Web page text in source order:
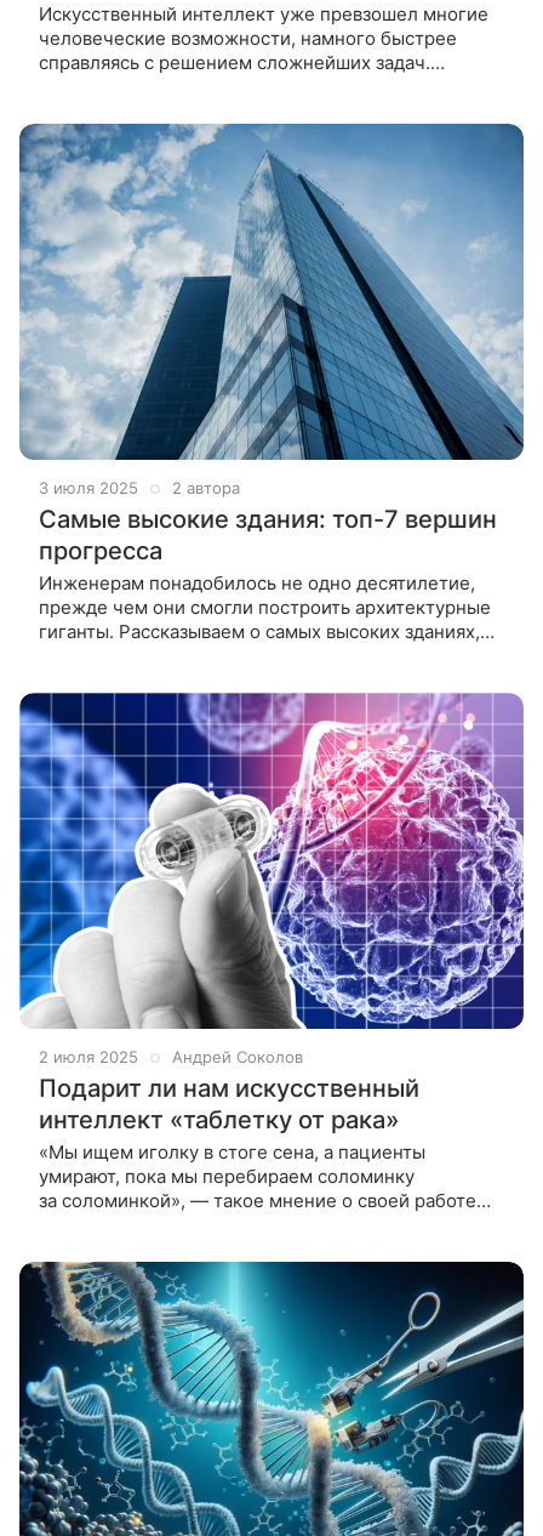
Искусственный интеллект уже превзошел многие
человеческие возможности, намного быстрее
справляясь с решением сложнейших задач.
3 июля 2025 2 автора
Самые высокие здания: топ-7 вершин
прогресса
Инженерам понадобилось не одно десятилетие,
прежде чем они смогли построить архитектурные
гиганты. Рассказываем о самых высоких зданиях,
2 июля 2025 Андрей Соколов
Подарит ли нам искусственный
интеллект «таблетку от рака»
«Мы ищем иголку в стоге сена, а пациенты
умирают, пока мы перебираем соломинку
за соломинкой», — такое мнение о своей работе
сегодня